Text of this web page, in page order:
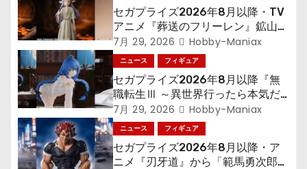
ョ
ン
セガプライズ2026年8月以降・TV
アニメ『葬送のフリーレン』鉱山で
300年働くことになっっちゃった
「フリーレン」を立体化！
7月 29, 2026 Hobby-Maniax
ニュース フィギュア
セガプライズ2026年8月以降『無
職転生Ⅲ ～異世界行ったら本気だ
す～』から「ロキシー」のフィギュ
アが登場！
7月 29, 2026 Hobby-Maniax
ニュース フィギュア
セガプライズ2026年8月以降・ア
ニメ『刃牙道』から「範馬勇次郎」